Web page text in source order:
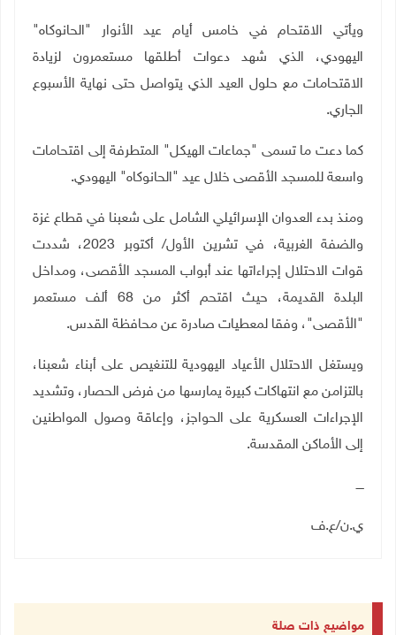
ويأتي الاقتحام في خامس أيام عيد الأنوار "الحانوكاه"
اليهودي، الذي شهد دعوات أطلقها مستعمرون لزيادة
الاقتحامات مع حلول العيد الذي يتواصل حتى نهاية الأسبوع
الجاري.
كما دعت ما تسمى "جماعات الهيكل" المتطرفة إلى اقتحامات
واسعة للمسجد الأقصى خلال عيد "الحانوكاه" اليهودي.
ومنذ بدء العدوان الإسرائيلي الشامل على شعبنا في قطاع غزة
والضفة الغربية، في تشرين الأول/ أكتوبر 2023، شددت
قوات الاحتلال إجراءاتها عند أبواب المسجد الأقصى، ومداخل
البلدة القديمة، حيث اقتحم أكثر من 68 ألف مستعمر
"الأقصى"، وفقا لمعطيات صادرة عن محافظة القدس.
ويستغل الاحتلال الأعياد اليهودية للتنغيص على أبناء شعبنا،
بالتزامن مع انتهاكات كبيرة يمارسها من فرض الحصار، وتشديد
الإجراءات العسكرية على الحواجز، وإعاقة وصول المواطنين
إلى الأماكن المقدسة.
ــــ
ي.ن/ع.ف
مواضيع ذات صلة